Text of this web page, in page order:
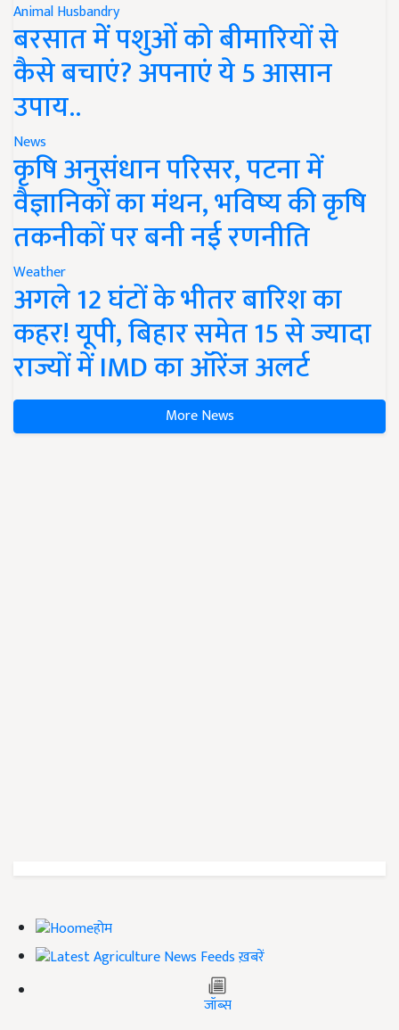
Animal Husbandry
बरसात में पशुओं को बीमारियों से
कैसे बचाएं? अपनाएं ये 5 आसान
उपाय..
News
कृषि अनुसंधान परिसर, पटना में
वैज्ञानिकों का मंथन, भविष्य की कृषि
तकनीकों पर बनी नई रणनीति
Weather
अगले 12 घंटों के भीतर बारिश का
कहर! यूपी, बिहार समेत 15 से ज्यादा
राज्यों में IMD का ऑरेंज अलर्ट
More News
होम
ख़बरें
जॉब्स